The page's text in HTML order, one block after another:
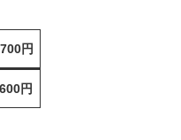
円
円